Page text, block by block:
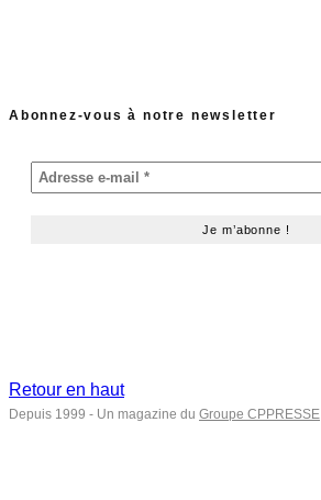
Abonnez-vous à notre newsletter
Retour en haut
Depuis 1999 - Un magazine du Groupe CPPRESSE